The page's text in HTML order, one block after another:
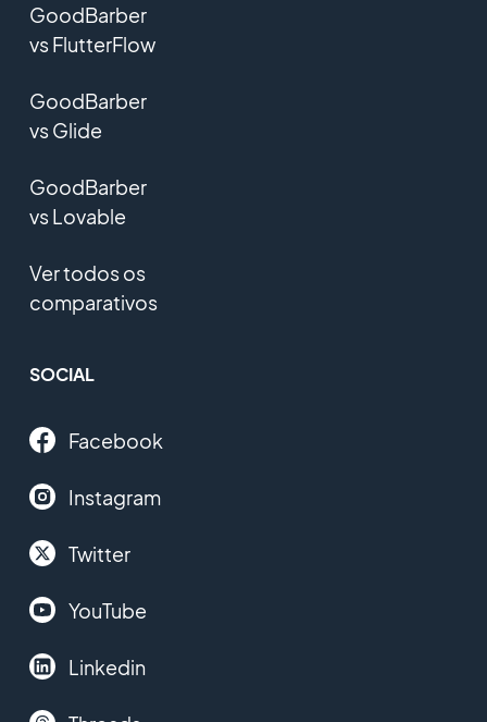
GoodBarber
vs FlutterFlow
GoodBarber
vs Glide
GoodBarber
vs Lovable
Ver todos os
comparativos
SOCIAL
Facebook
Instagram
Twitter
YouTube
Linkedin